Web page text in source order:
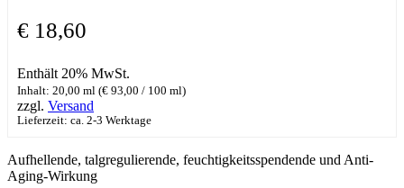
€ 18,60
Enthält 20% MwSt.
Inhalt: 20,00 ml (€ 93,00 / 100 ml)
zzgl. Versand
Lieferzeit: ca. 2-3 Werktage
Aufhellende, talgregulierende, feuchtigkeitsspendende und Anti-
Aging-Wirkung